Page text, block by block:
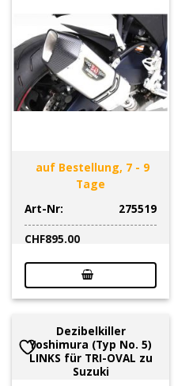
auf Bestellung, 7 - 9
Tage
Art-Nr:
275519
CHF895.00
Dezibelkiller
Yoshimura (Typ No. 5)
LINKS für TRI-OVAL zu
Suzuki